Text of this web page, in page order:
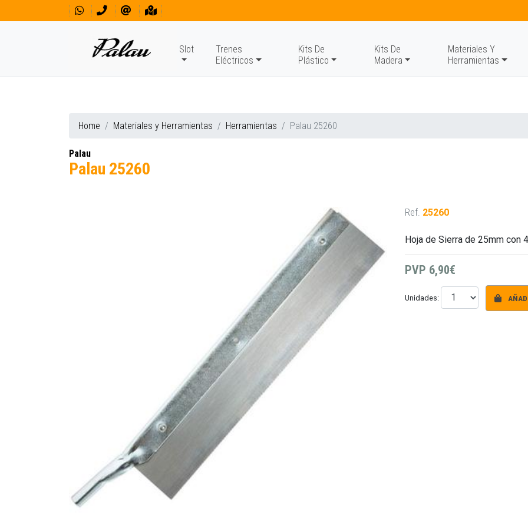
Slot
Trenes
Eléctricos
Kits De
Plástico
Kits De
Madera
Materiales Y
Herramientas
Home Materiales y Herramientas Herramientas Palau 25260
Palau
Palau 25260
Ref. 25260
Hoja de Sierra de 25mm con
PVP 6,90€
Unidades: